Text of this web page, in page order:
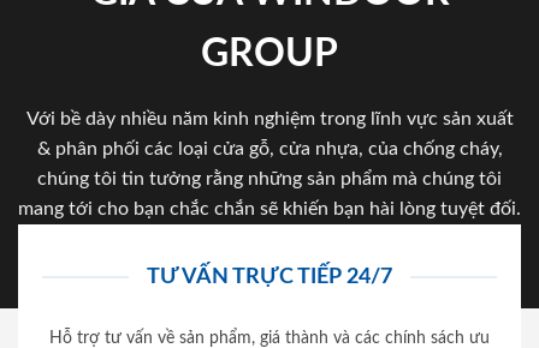
GROUP
Với bề dày nhiều năm kinh nghiệm trong lĩnh vực sản xuất
& phân phối các loại cửa gỗ, cửa nhựa, của chống cháy,
chúng tôi tin tưởng rằng những sản phẩm mà chúng tôi
mang tới cho bạn chắc chắn sẽ khiến bạn hài lòng tuyệt đối.
TƯ VẤN TRỰC TIẾP 24/7
Hỗ trợ tư vấn về sản phẩm, giá thành và các chính sách ưu